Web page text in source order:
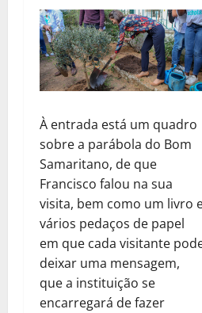
À entrada está um quadro
sobre a parábola do Bom
Samaritano, de que
Francisco falou na sua
visita, bem como um livro
vários pedaços de papel
em que cada visitante
deixar uma mensagem,
que a instituição se
encarregará de fazer